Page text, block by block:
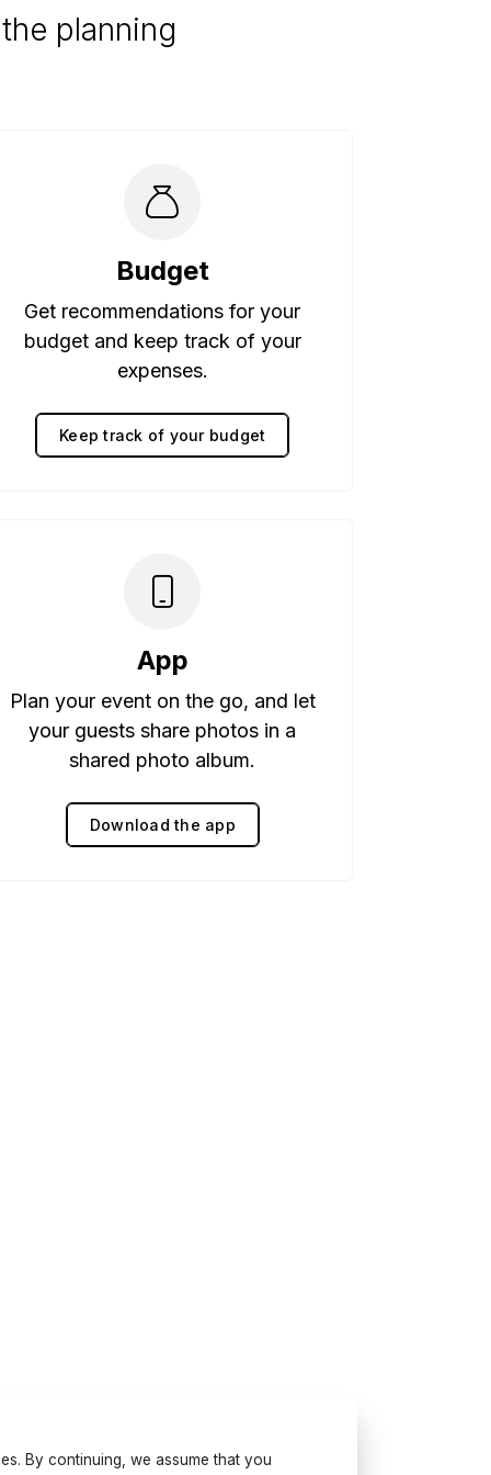
planning
Budget
Get recommendations for your
budget and keep track of your
expenses.
Keep track of your budget
App
Plan your event on the go, and let
your guests share photos in a
shared photo album.
Download the app
By continuing, we assume that you